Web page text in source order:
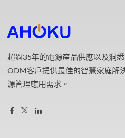
超過35年的電源產品供應以及洞
ODM客戶提供最佳的智慧家庭解
源管理應用需求。